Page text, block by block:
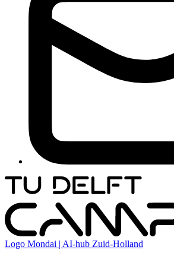
Logo Mondai | AI-hub Zuid-Holland